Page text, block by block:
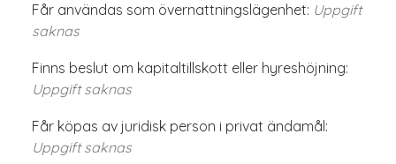
Får användas som övernattningslägenhet: Uppgift
saknas
Finns beslut om kapitaltillskott eller hyreshöjning:
Uppgift saknas
Får köpas av juridisk person i privat ändamål:
Uppgift saknas